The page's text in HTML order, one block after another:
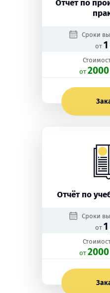
Отчёт по
Сроки
от
oт
Отчёт по
Сроки
от
oт